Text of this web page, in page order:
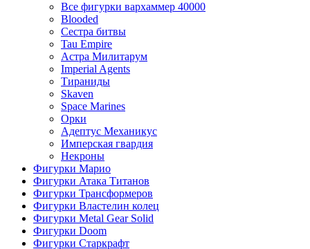
Все фигурки вархаммер 40000
Blooded
Сестра битвы
Tau Empire
Астра Милитарум
Imperial Agents
Тираниды
Skaven
Space Marines
Орки
Адептус Механикус
Имперская гвардия
Некроны
Фигурки Марио
Фигурки Атака Титанов
Фигурки Трансформеров
Фигурки Властелин колец
Фигурки Metal Gear Solid
Фигурки Doom
Фигурки Старкрафт